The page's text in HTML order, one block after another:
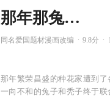
那年那兔那些事儿
同名爱国题材漫画改编 9.8分
那年繁荣昌盛的种花家遭到了
一向不和的兔子和秃子终于